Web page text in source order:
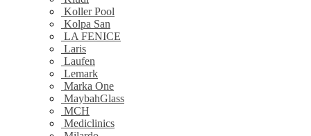
Koller Pool
Kolpa San
LA FENICE
Laris
Laufen
Lemark
Marka One
MaybahGlass
MCH
Mediclinics